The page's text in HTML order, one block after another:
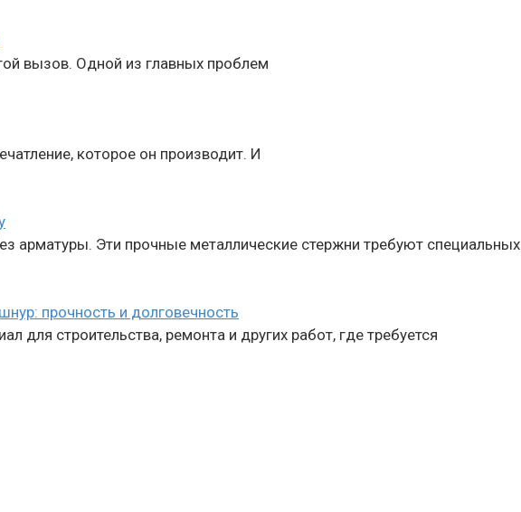
вызов. Одной из главных проблем
которое он производит. И
арматуры. Эти прочные металлические стержни требуют специальных
прочность и долговечность
для строительства, ремонта и других работ, где требуется